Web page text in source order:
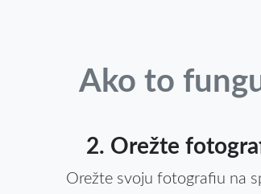
Ako to
2. Orežte
Orežte svoju fotografiu na